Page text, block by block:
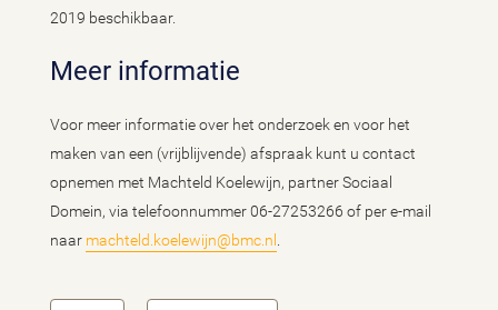
2019 beschikbaar.
Meer informatie
Voor meer informatie over het onderzoek en voor het
maken van een (vrijblijvende) afspraak kunt u contact
opnemen met Machteld Koelewijn, partner Sociaal
Domein, via telefoonnummer 06-27253266 of per e-mail
naar machteld.koelewijn@bmc.nl